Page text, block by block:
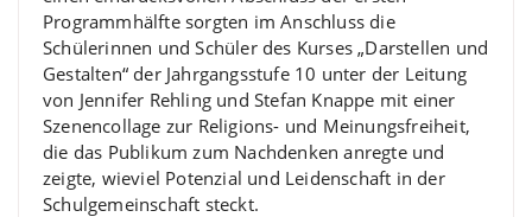
Programmhälfte sorgten im Anschluss die
Schülerinnen und Schüler des Kurses „Darstellen und
Gestalten“ der Jahrgangsstufe 10 unter der Leitung
von Jennifer Rehling und Stefan Knappe mit einer
Szenencollage zur Religions- und Meinungsfreiheit,
die das Publikum zum Nachdenken anregte und
zeigte, wieviel Potenzial und Leidenschaft in der
Schulgemeinschaft steckt.